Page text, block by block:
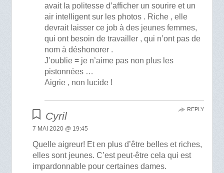
avait la politesse d’afficher un sourire et un
air intelligent sur les photos . Riche , elle
devrait laisser ce job à des jeunes femmes,
qui ont besoin de travailler , qui n’ont pas de
nom à déshonorer .
J’oublie = je n’aime pas non plus les
pistonnées …
Aigrie , non lucide !
Cyril
7 MAI 2020 @ 19:45
Quelle aigreur! Et en plus d’être belles et riches,
elles sont jeunes. C’est peut-être cela qui est
impardonnable pour certaines dames.
REPLY